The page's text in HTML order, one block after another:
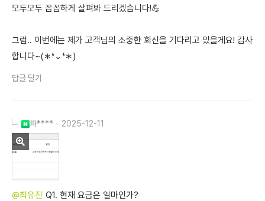
모두모두 꼼꼼하게 살펴봐 드리겠습니다!💪
그럼.. 이번에는 제가 고객님의 소중한 회신을 기다리고 있을게요! 감사
합니다~(∗❛⌄❛∗)
답글 달기
파**** 2025-12-11
@최유진 Q1. 현재 요금은 얼마인가?